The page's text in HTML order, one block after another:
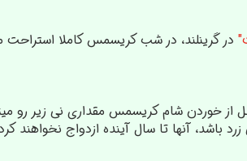
در گرینلند، در شب کریسمس کاملا
از خوردن شام کریسمس مقداری نی زیر رو
زرد باشد، آنها تا سال آینده ازدواج